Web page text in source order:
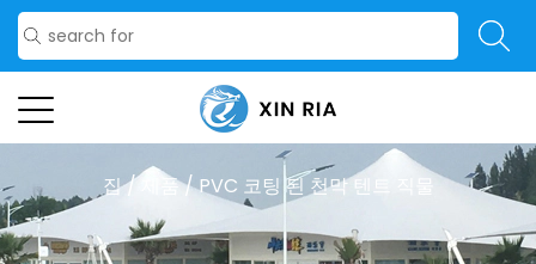
집/ 제품/PVC 코팅 된 천막 텐트 직물